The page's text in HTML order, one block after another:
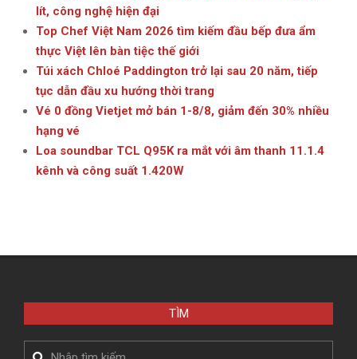
lít, công nghệ hiện đại
Top Chef Việt Nam 2026 tìm kiếm đầu bếp đưa ẩm
thực Việt lên bàn tiệc thế giới
Túi xách Chloé Paddington trở lại sau 20 năm, tiếp
tục dẫn đầu xu hướng thời trang
Vé 0 đồng Vietjet mở bán 1-8/8, giảm đến 30% nhiều
hạng vé
Loa soundbar TCL Q95K ra mắt với âm thanh 11.1.4
kênh và công suất 1.420W
TÌM
Search